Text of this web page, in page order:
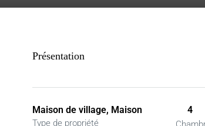
Présentation
Maison de village, Maison
Type de propriété
4